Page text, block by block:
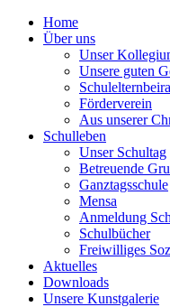
Home
Über uns
Unser
Unsere guten
Förderverein
Aus unserer
Schulleben
Unser Schultag
Betreuende
Ganztagsschule
Mensa
Anmeldung
Schulbücher
Freiwilliges
Aktuelles
Downloads
Unsere Kunstgalerie